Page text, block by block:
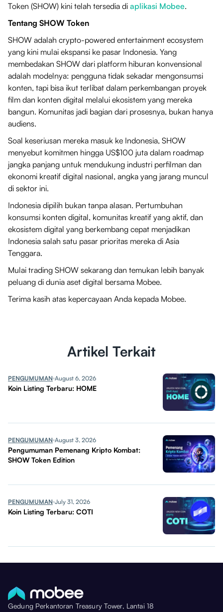
Token (SHOW) kini telah tersedia di aplikasi Mobee.
Tentang SHOW Token
SHOW adalah crypto-powered entertainment ecosystem
yang kini mulai ekspansi ke pasar Indonesia. Yang
membedakan SHOW dari platform hiburan konvensional
adalah modelnya: pengguna tidak sekadar mengonsumsi
konten, tapi bisa ikut terlibat dalam perkembangan proyek
film dan konten digital melalui ekosistem yang mereka
bangun. Komunitas jadi bagian dari prosesnya, bukan hanya
audiens.
Soal keseriusan mereka masuk ke Indonesia, SHOW
menyebut komitmen hingga US$100 juta dalam roadmap
jangka panjang untuk mendukung industri perfilman dan
ekonomi kreatif digital nasional, angka yang jarang muncul
di sektor ini.
Indonesia dipilih bukan tanpa alasan. Pertumbuhan
konsumsi konten digital, komunitas kreatif yang aktif, dan
ekosistem digital yang berkembang cepat menjadikan
Indonesia salah satu pasar prioritas mereka di Asia
Tenggara.
Mulai trading SHOW sekarang dan temukan lebih banyak
peluang di dunia aset digital bersama Mobee.
Terima kasih atas kepercayaan Anda kepada Mobee.
Artikel Terkait
PENGUMUMAN August 6, 2026
Koin Listing Terbaru: HOME
PENGUMUMAN August 3, 2026
Pengumuman Pemenang Kripto Kombat:
SHOW Token Edition
PENGUMUMAN July 31, 2026
Koin Listing Terbaru: COTI
Gedung Perkantoran Treasury Tower, Lantai 18